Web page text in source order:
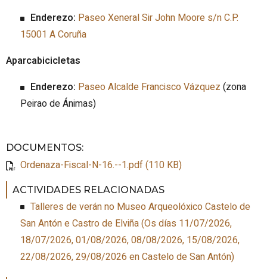
Enderezo: Paseo Xeneral Sir John Moore s/n C.P.
15001 A Coruña
Aparcabicicletas
Enderezo: Paseo Alcalde Francisco Vázquez (zona
Peirao de Ánimas)
DOCUMENTOS:
Ordenaza-Fiscal-N-16.--1.pdf (110 KB)
ACTIVIDADES RELACIONADAS
Talleres de verán no Museo Arqueolóxico Castelo de
San Antón e Castro de Elviña(Os días 11/07/2026,
18/07/2026, 01/08/2026, 08/08/2026, 15/08/2026,
22/08/2026, 29/08/2026 en Castelo de San Antón)